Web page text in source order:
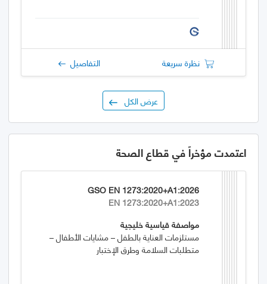
نظرة سريعة التفاصيل
عرض الكل
اعتمدت مؤخراً في قطاع الصحة
GSO EN 1273:2020+A1:2026
EN 1273:2020+A1:2023
مواصفة قياسية خليجية
مستلزمات العناية بالطفل – مشايات الأطفال –
متطلبات السلامة وطرق الإختبار